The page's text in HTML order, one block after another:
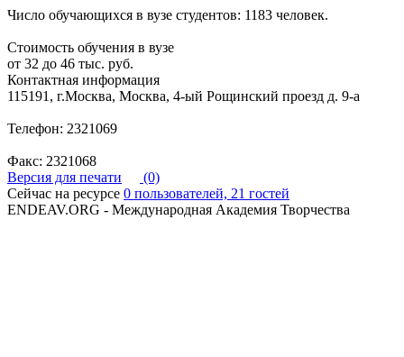
Число обучающихся в вузе студентов: 1183 человек.
Стоимость обучения в вузе
от 32 до 46 тыс. руб.
Контактная информация
115191, г.Москва, Москва, 4-ый Рощинский проезд д. 9-а
Телефон: 2321069
Факс: 2321068
Версия для печати
(0)
Сейчас на ресурсе 0 пользователей, 21 гостей
ENDEAV.ORG - Международная Академия Творчества